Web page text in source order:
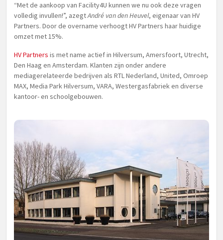
“Met de aankoop van Facility4U kunnen we nu ook deze vragen
volledig invullen!”, azegtAndré van den Heuvel, eigenaar van HV
Partners. Door de overname verhoogt HV Partners haar huidige
omzet met 15%.
HV Partners is met name actief in Hilversum, Amersfoort, Utrecht,
Den Haag en Amsterdam. Klanten zijn onder andere
mediagerelateerde bedrijven als RTL Nederland, United, Omroep
MAX, Media Park Hilversum, VARA, Westergasfabriek en diverse
kantoor- en schoolgebouwen.